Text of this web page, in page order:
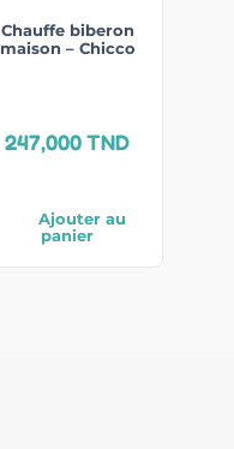
Chauffe biberon
maison – Chicco
247,000TND
Ajouter au
panier